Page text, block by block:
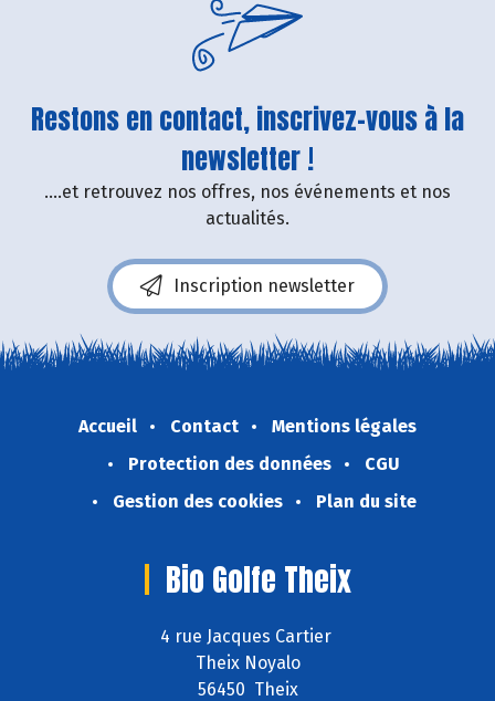
Restons en contact, inscrivez-vous à la
newsletter !
....et retrouvez nos offres, nos événements et nos
actualités.
Inscription newsletter
Accueil Contact
Mentions légales
Protection des données
CGU
Gestion des cookies
Plan du site
Bio Golfe Theix
4 rue Jacques Cartier
Theix Noyalo
56450 Theix